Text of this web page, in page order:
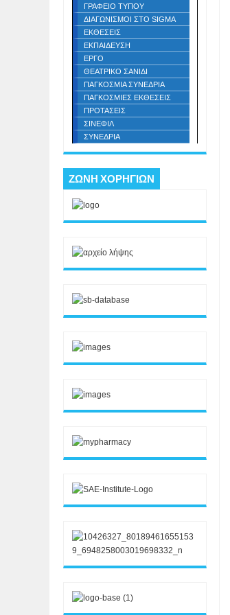
ΓΡΑΦΕΙΟ ΤΥΠΟΥ
ΔΙΑΓΩΝΙΣΜΟΙ ΣΤΟ SIGMA
ΕΚΘΕΣΕΙΣ
ΕΚΠΑΙΔΕΥΣΗ
ΕΡΓΟ
ΘΕΑΤΡΙΚΟ ΣΑΝΙΔΙ
ΠΑΓΚΟΣΜΙΑ ΣΥΝΕΔΡΙΑ
ΠΑΓΚΟΣΜΙΕΣ ΕΚΘΕΣΕΙΣ
ΠΡΟΤΑΣΕΙΣ
ΣΙΝΕΦΙΛ
ΣΥΝΕΔΡΙΑ
ΖΩΝΗ ΧΟΡΗΓΙΩΝ